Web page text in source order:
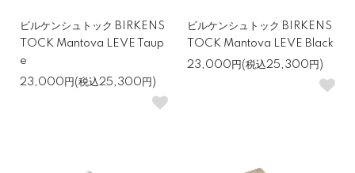
ビルケンシュトック BIRKENS
TOCK Mantova LEVE Taup
e
23,000円(税込25,300円)
ビルケンシュトック BIRKENS
TOCK Mantova LEVE Black
23,000円(税込25,300円)